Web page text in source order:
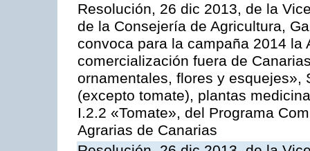
Resolución, 26 dic 2013, de la
de la Consejería de Agricultura,
convoca para la campaña 2014 la
comercialización fuera de
ornamentales, flores y esquejes»,
(excepto tomate), plantas
I.2.2 «Tomate», del Programa
Agrarias de Canarias